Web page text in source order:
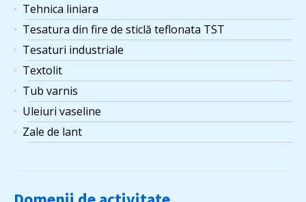
Tehnica liniara
Tesatura din fire de sticlă teflonata TST
Tesaturi industriale
Textolit
Tub varnis
Uleiuri vaseline
Zale de lant